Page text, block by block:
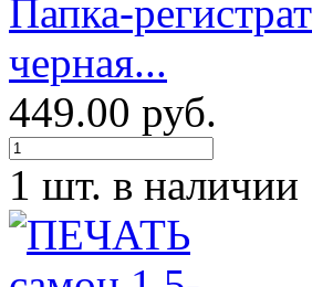
Папка-
черная...
449.00 руб.
1 шт. в наличии